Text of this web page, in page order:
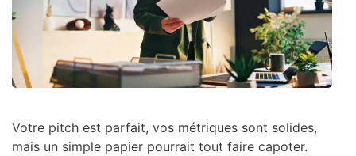
Votre pitch est parfait, vos métriques sont solides,
mais un simple papier pourrait tout faire capoter.